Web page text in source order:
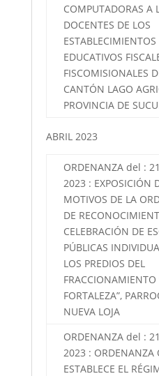
COMPUTADORAS A
DOCENTES DE LOS
ESTABLECIMIENTOS
EDUCATIVOS
FISCOMISIONALES
CANTÓN LAGO
PROVINCIA DE
ABRIL 2023
ORDENANZA del :
2023 : EXPOSICIÓN
MOTIVOS DE LA
DE
CELEBRACIÓN DE
PÚBLICAS
LOS PREDIOS DEL
FRACCIONAMIENTO
FORTALEZA”,
NUEVA LOJA
ORDENANZA del :
2023 : ORDENANZA
ESTABLECE EL